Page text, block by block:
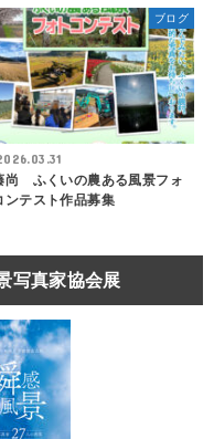
ブログ
尚 ふくいの農ある風景フォ
ンテスト作品募集
写真家協会展